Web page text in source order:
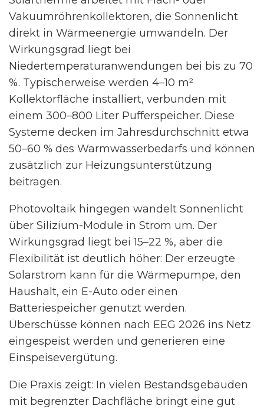
Vakuumröhrenkollektoren, die Sonnenlicht
direkt in Wärmeenergie umwandeln. Der
Wirkungsgrad liegt bei
Niedertemperaturanwendungen bei bis zu 70
%. Typischerweise werden 4–10 m²
Kollektorfläche installiert, verbunden mit
einem 300–800 Liter Pufferspeicher. Diese
Systeme decken im Jahresdurchschnitt etwa
50–60 % des Warmwasserbedarfs und können
zusätzlich zur Heizungsunterstützung
beitragen.
Photovoltaik hingegen wandelt Sonnenlicht
über Silizium-Module in Strom um. Der
Wirkungsgrad liegt bei 15–22 %, aber die
Flexibilität ist deutlich höher: Der erzeugte
Solarstrom kann für die Wärmepumpe, den
Haushalt, ein E-Auto oder einen
Batteriespeicher genutzt werden.
Überschüsse können nach EEG 2026 ins Netz
eingespeist werden und generieren eine
Einspeisevergütung.
Die Praxis zeigt: In vielen Bestandsgebäuden
mit begrenzter Dachfläche bringt eine gut